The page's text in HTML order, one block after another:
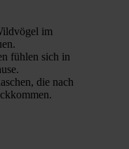
im
fühlen sich in
die nach